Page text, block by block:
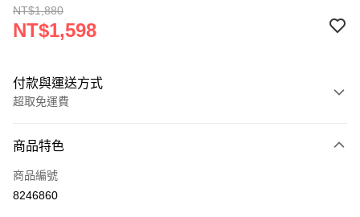
NT$1,880
NT$1,598
付款與運送方式
超取免運費
信用卡一次付款
超商取貨付款
商品特色
商品編號
8246860